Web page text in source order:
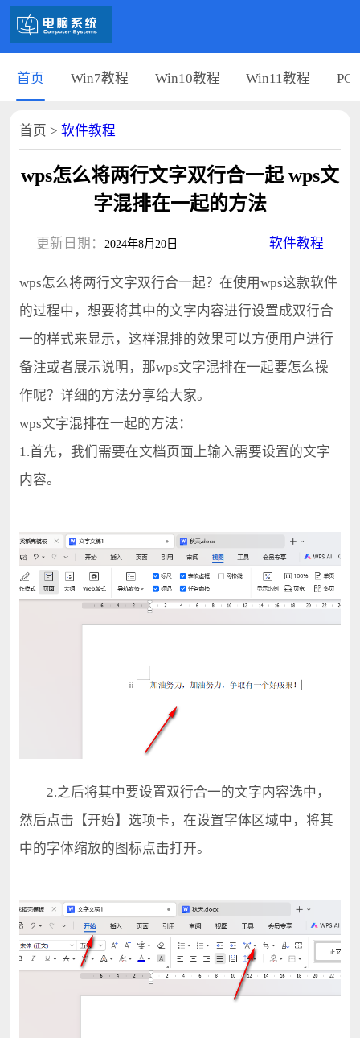
首页 Win7教程 Win10教程 Win11教程 PC
首页 > 软件教程
wps怎么将两行文字双行合一起 wps文
字混排在一起的方法
更新日期： 2024年8月20日 软件教程
wps怎么将两行文字双行合一起？在使用wps这款软件
的过程中，想要将其中的文字内容进行设置成双行合
一的样式来显示，这样混排的效果可以方便用户进行
备注或者展示说明，那wps文字混排在一起要怎么操
作呢？详细的方法分享给大家。
wps文字混排在一起的方法：
1.首先，我们需要在文档页面上输入需要设置的文字
内容。
2.之后将其中要设置双行合一的文字内容选中，
然后点击【开始】选项卡，在设置字体区域中，将其
中的字体缩放的图标点击打开。